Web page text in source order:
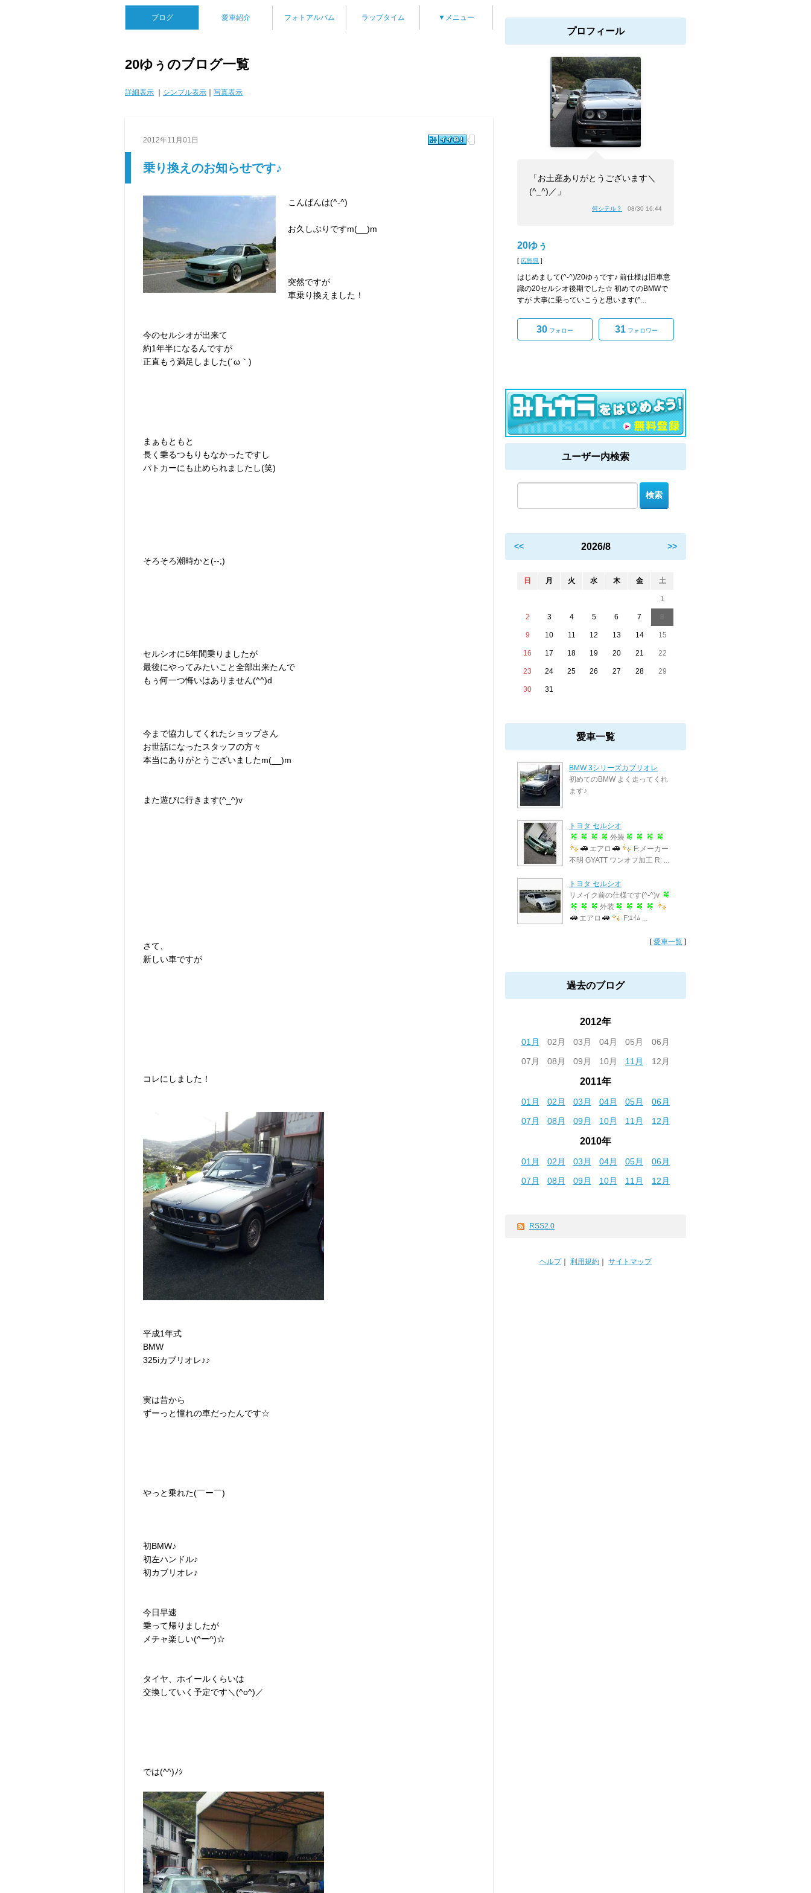
ブログ 愛車紹介 フォトアルバム ラップタイム ▼メニュー
20ゆぅのブログ一覧
詳細表示 シンプル表示 写真表示
2012年11月01日
乗り換えのお知らせです♪
こんばんは(^-^)
お久しぶりですm(__)m
突然ですが
車乗り換えました！
今のセルシオが出来て
約1年半になるんですが
正直もう満足しました(´ω｀)
まぁもともと
長く乗るつもりもなかったですし
パトカーにも止められましたし(笑)
そろそろ潮時かと(--;)
セルシオに5年間乗りましたが
最後にやってみたいこと全部出来たんで
もぅ何一つ悔いはありません(^^)d
今まで協力してくれたショップさん
お世話になったスタッフの方々
本当にありがとうございましたm(__)m
また遊びに行きます(^_^)v
さて、
新しい車ですが
コレにしました！
平成1年式
BMW
325iカブリオレ♪♪
実は昔から
ずーっと憧れの車だったんです☆
やっと乗れた(￣ー￣)
初BMW♪
初左ハンドル♪
初カブリオレ♪
今日早速
乗って帰りましたが
メチャ楽しい(^ー^)☆
タイヤ、ホイールくらいは
交換していく予定です＼(^o^)／
では(^^)ﾉｼ
プロフィール
「お土産ありがとうございます＼
(^_^)／」
何シテル？ 08/30 16:44
20ゆぅ
[ 広島県 ]
はじめまして(^-^)/20ゆぅです♪ 前仕様は旧車意
識の20セルシオ後期でした☆ 初めてのBMWで
すが 大事に乗っていこうと思います(^...
30 フォロー 31 フォロワー
ユーザー内検索
<< 2026/8 >>
日 月 火 水 木 金 土
1
2 3 4 5 6 7
9 10 11 12 13 14 15
16 17 18 19 20 21 22
23 24 25 26 27 28 29
30 31
愛車一覧
BMW 3シリーズカブリオレ
初めてのBMW よく走ってくれ
ます♪
トヨタ セルシオ
外装
エアロ
F:メーカー
不明 GYATT ワンオフ加工 R: ...
トヨタ セルシオ
リメイク前の仕様です(^-^)v
外装
エアロ
F:ｴｲﾑ ...
[愛車一覧 ]
過去のブログ
2012年
01月 02月 03月 04月 05月
06月
07月
08月 09月 10月 11月 12月
2011年
01月 02月 03月 04月 05月
06月
07月
08月 09月 10月 11月 12月
2010年
01月 02月 03月 04月 05月
06月
07月
08月 09月 10月 11月 12月
RSS2.0
ヘルプ｜ 利用規約 サイトマップ